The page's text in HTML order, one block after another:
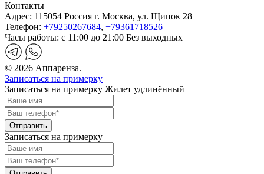
Контакты
Адрес: 115054 Россия г. Москва, ул. Щипок 28
Телефон: +79250267684, +79361718526
Часы работы: с 11:00 до 21:00 Без выходных
© 2026 Аппаренза.
Записаться на примерку
Записаться на примерку Жилет удлинённый
Записаться на примерку